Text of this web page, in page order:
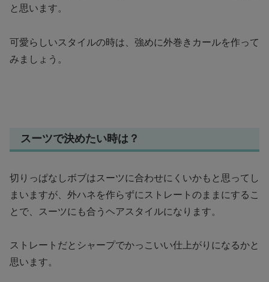
と思います。
可愛らしいスタイルの時は、強めに外巻きカールを作って
みましょう。
スーツで決めたい時は？
切りっぱなしボブはスーツに合わせにくいかもと思ってし
まいますが、外ハネを作らずにストレートのままにするこ
とで、スーツにも合うヘアスタイルになります。
ストレートだとシャープでかっこいい仕上がりになるかと
思います。